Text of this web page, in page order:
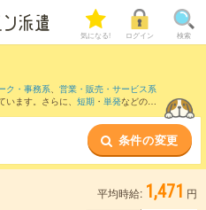
気になる! ログイン 検索
ク・事務系、 営業・販売・サービス系
ます。さらに、 短期 ・ 単発などの期
アのお仕事もご確認いただけます。条件の変更
平均時給: 1,471 円